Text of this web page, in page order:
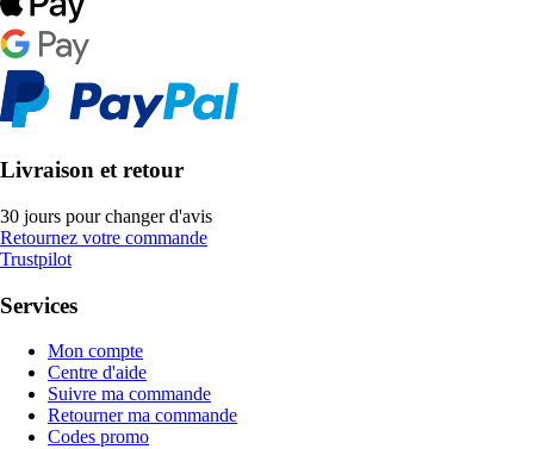
Livraison et retour
30 jours pour changer d'avis
Retournez votre commande
Trustpilot
Services
Mon compte
Centre d'aide
Suivre ma commande
Retourner ma commande
Codes promo